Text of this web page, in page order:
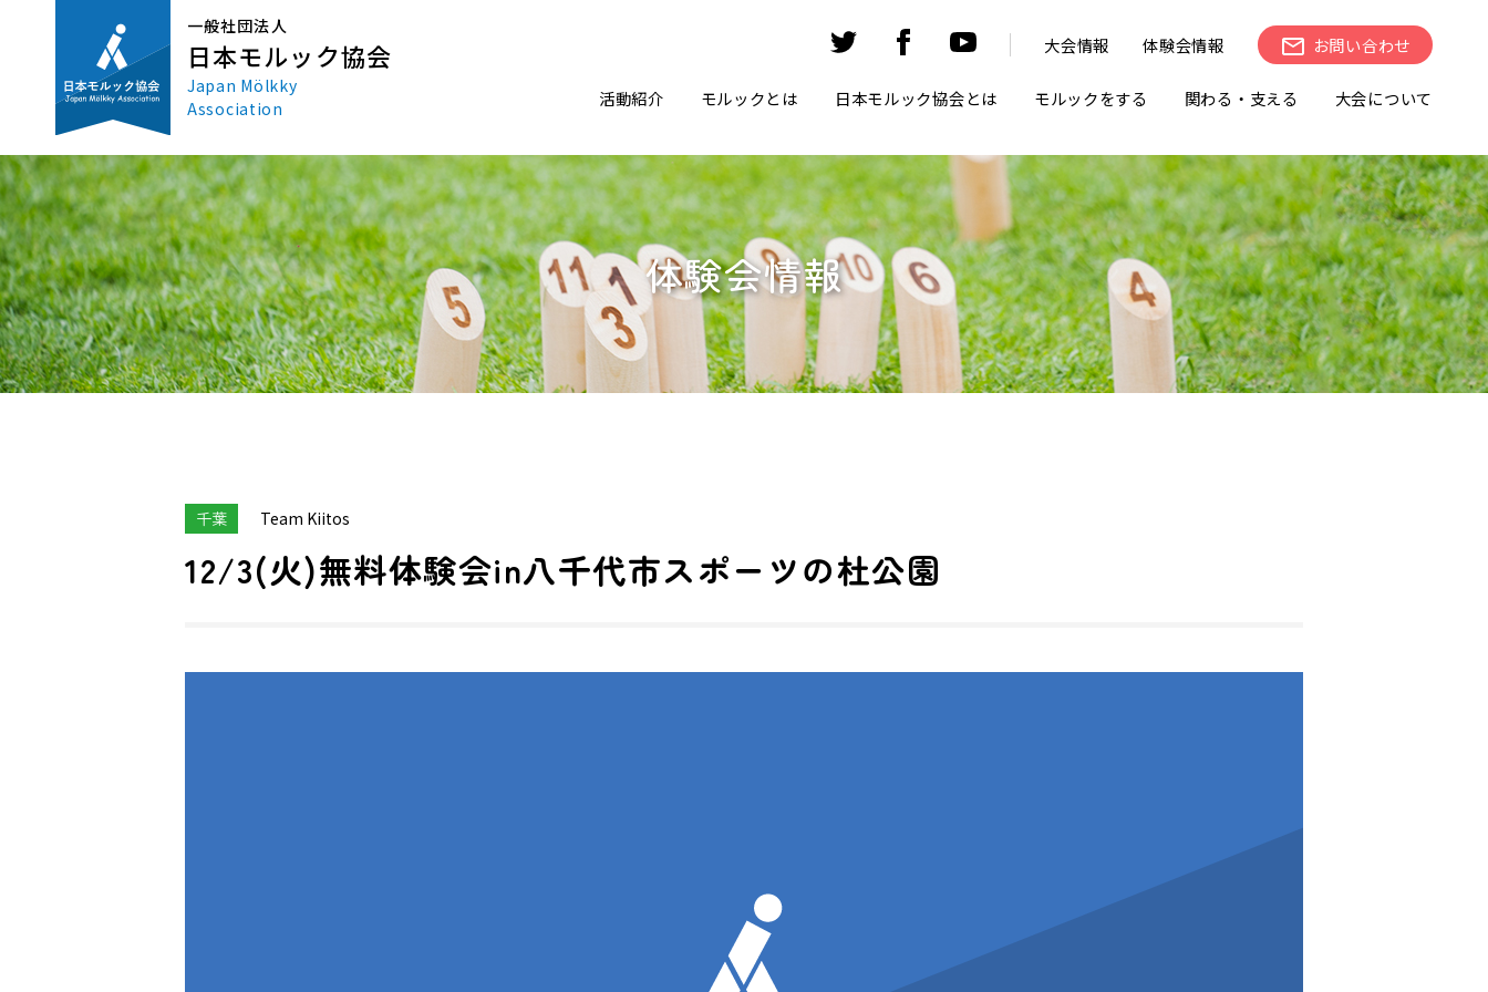
一般社団法人
日本モルック協会
Japan Mölkky
Association
大会情報 体験会情報 お問い合わせ
活動紹介 モルックとは 日本モルック協会とは モルックをする 関わる・支える 大会について
体験会情報
千葉 Team Kiitos
12/3(火)無料体験会in八千代市スポーツの杜公園